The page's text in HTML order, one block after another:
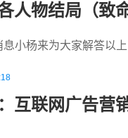
人物结局（致
小杨来为大家解答以
互联网广告营